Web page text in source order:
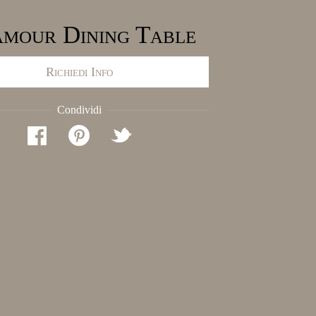
Dining Table
Richiedi Info
Condividi